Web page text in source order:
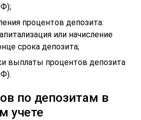
процентов депозита:
или начисление
срока депозита;
выплаты процентов депозита
по депозитам в
учете